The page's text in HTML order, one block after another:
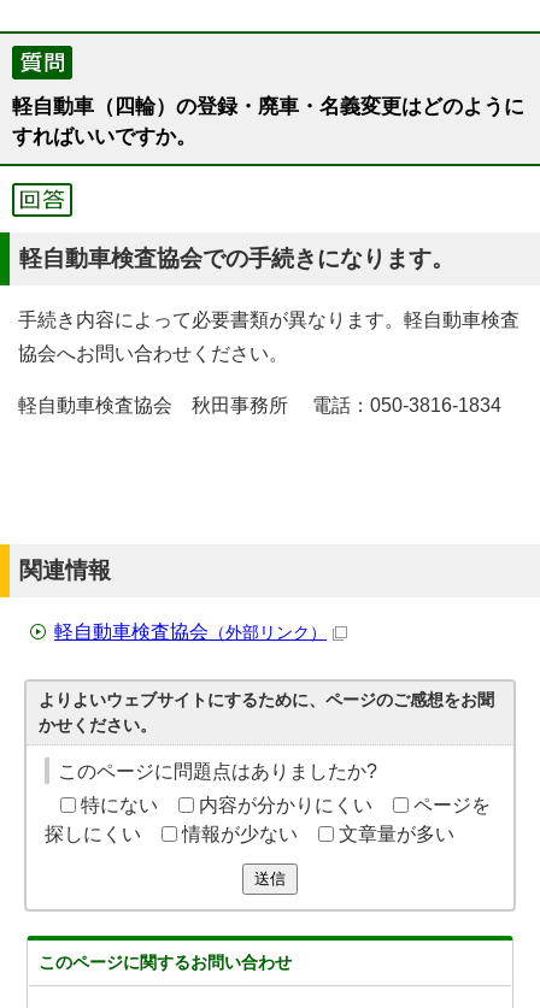
軽自動車（四輪）の登録・廃車・名義変更はどのように
すればいいですか。
軽自動車検査協会での手続きになります。
手続き内容によって必要書類が異なります。軽自動車検査
協会へお問い合わせください。
軽自動車検査協会 秋田事務所 電話：050-3816-1834
関連情報
軽自動車検査協会 （外部リンク）
よりよいウェブサイトにするために、ページのご感想をお聞
かせください。
このページに問題点はありましたか?
特にない
内容が分かりにくい
ページを
探しにくい
情報が少ない 文章量が多い
送信
このページに関するお問い合わせ